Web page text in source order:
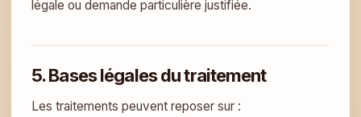
légale ou demande particulière justifiée.
5. Bases légales du traitement
Les traitements peuvent reposer sur :